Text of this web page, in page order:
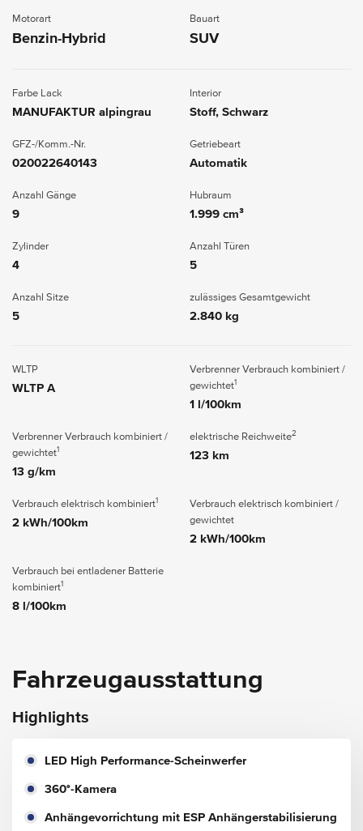
Motorart
Benzin-Hybrid
Bauart
SUV
Farbe Lack
MANUFAKTUR alpingrau
Interior
Stoff, Schwarz
GFZ-/Komm.-Nr.
020022640143
Getriebeart
Automatik
Anzahl Gänge
9
Hubraum
1.999 cm³
Zylinder
4
Anzahl Türen
5
Anzahl Sitze
5
zulässiges Gesamtgewicht
2.840 kg
WLTP
WLTP A
Verbrenner Verbrauch kombiniert /
gewichtet1
1 l/100km
Verbrenner Verbrauch kombiniert /
gewichtet1
13 g/km
elektrische Reichweite2
123 km
Verbrauch elektrisch kombiniert1
2 kWh/100km
Verbrauch elektrisch kombiniert /
gewichtet
2 kWh/100km
Verbrauch bei entladener Batterie
kombiniert1
8 l/100km
Fahrzeugausstattung
Highlights
LED High Performance-Scheinwerfer
360°-Kamera
Anhängevorrichtung mit ESP Anhängerstabilisierung